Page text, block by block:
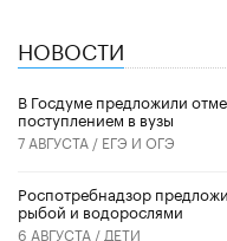
НОВОСТИ
В Госдуме предложили
поступлением в вузы
7 АВГУСТА / ЕГЭ И ОГЭ
Роспотребнадзор
рыбой и водорослями
6 АВГУСТА / ДЕТИ